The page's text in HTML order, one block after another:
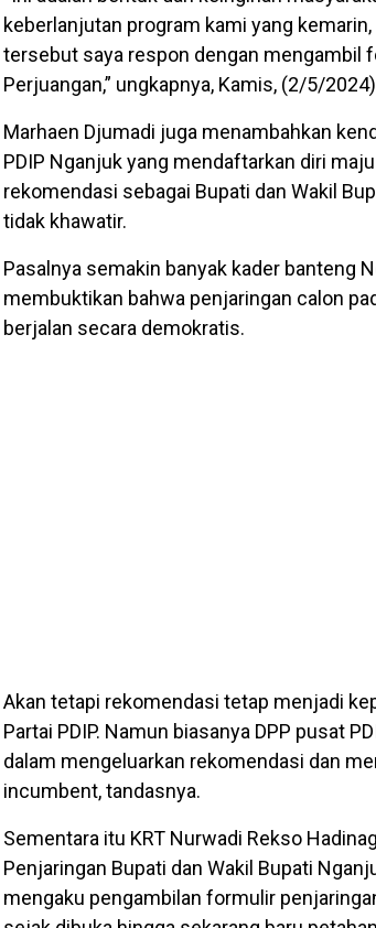
keberlanjutan program kami yang
tersebut saya respon dengan mengambil
Perjuangan,” ungkapnya, Kamis, (2/5/
Marhaen Djumadi juga menambahkan
PDIP Nganjuk yang mendaftarkan diri
rekomendasi sebagai Bupati dan Wakil
tidak khawatir.
Pasalnya semakin banyak kader banteng
membuktikan bahwa penjaringan calon
berjalan secara demokratis.
Akan tetapi rekomendasi tetap menjadi
Partai PDIP. Namun biasanya DPP pusat
dalam mengeluarkan rekomendasi dan
incumbent, tandasnya.
Sementara itu KRT Nurwadi Rekso
Penjaringan Bupati dan Wakil Bupati
mengaku pengambilan formulir